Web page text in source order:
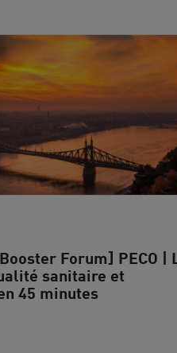
Forum] PECO |
sanitaire et
45 minutes